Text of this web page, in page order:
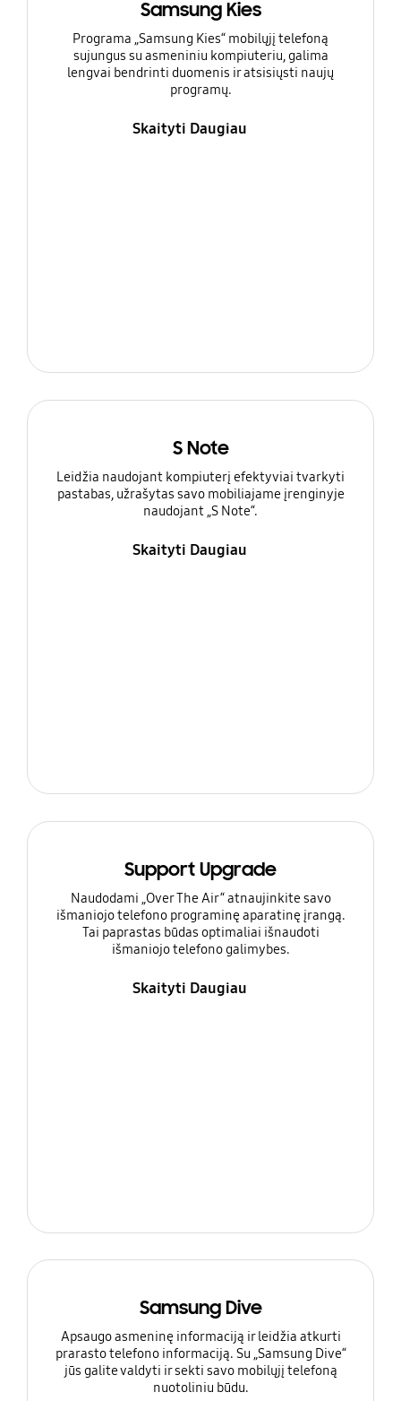
Samsung Kies
Programa „Samsung Kies“ mobilųjį telefoną
sujungus su asmeniniu kompiuteriu, galima
lengvai bendrinti duomenis ir atsisiųsti naujų
programų.
Skaityti Daugiau
S Note
Leidžia naudojant kompiuterį efektyviai tvarkyti
pastabas, užrašytas savo mobiliajame įrenginyje
naudojant „S Note“.
Skaityti Daugiau
Support Upgrade
Naudodami „Over The Air“ atnaujinkite savo
išmaniojo telefono programinę aparatinę įrangą.
Tai paprastas būdas optimaliai išnaudoti
išmaniojo telefono galimybes.
Skaityti Daugiau
Samsung Dive
Apsaugo asmeninę informaciją ir leidžia atkurti
prarasto telefono informaciją. Su „Samsung Dive“
jūs galite valdyti ir sekti savo mobilųjį telefoną
nuotoliniu būdu.